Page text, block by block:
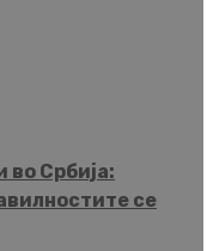
во Србија:
се